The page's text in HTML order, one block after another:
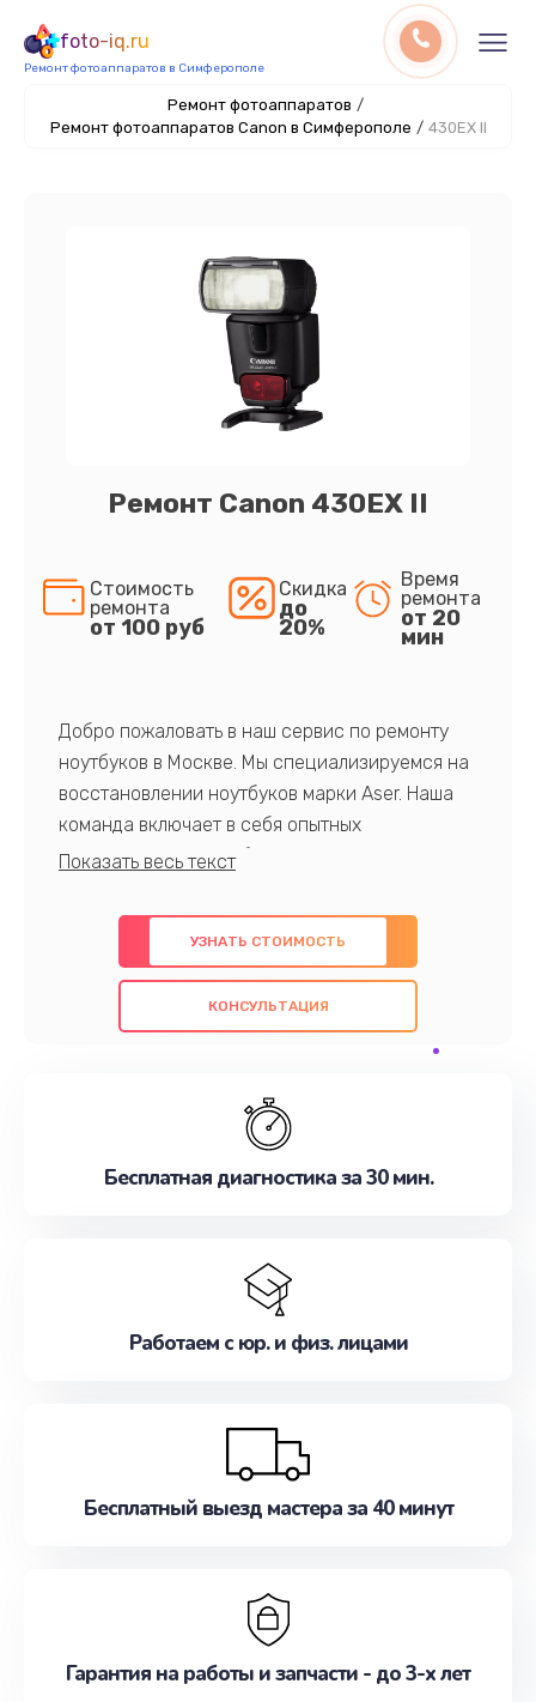
foto-iq.ru
Ремонт фотоаппаратов в Симферополе
Ремонт фотоаппаратов /
Ремонт фотоаппаратов Canon в Симферополе / 430EX II
Ремонт Canon 430EX II
Стоимость
ремонта
от 100 руб
Скидка
до
20%
Время
ремонта
от 20
мин
Добро пожаловать в наш сервис по ремонту
ноутбуков в Москве. Мы специализируемся на
восстановлении ноутбуков марки Aser. Наша
команда включает в себя опытных
профессионалов с обширными знаниями и
предлагаем быстрый и качественный ремонт с
использованием оригинальных компонентов, а
также гарантируем качество всех
проведенных работ. Наша цель - предоставить
наилучшим образом. Не медлите записаться на
УЗНАТЬ СТОИМОСТЬ
КОНСУЛЬТАЦИЯ
Бесплатная диагностика за 30 мин.
Работаем с юр. и физ. лицами
Бесплатный выезд мастера за 40 минут
Гарантия на работы и запчасти - до 3-х лет